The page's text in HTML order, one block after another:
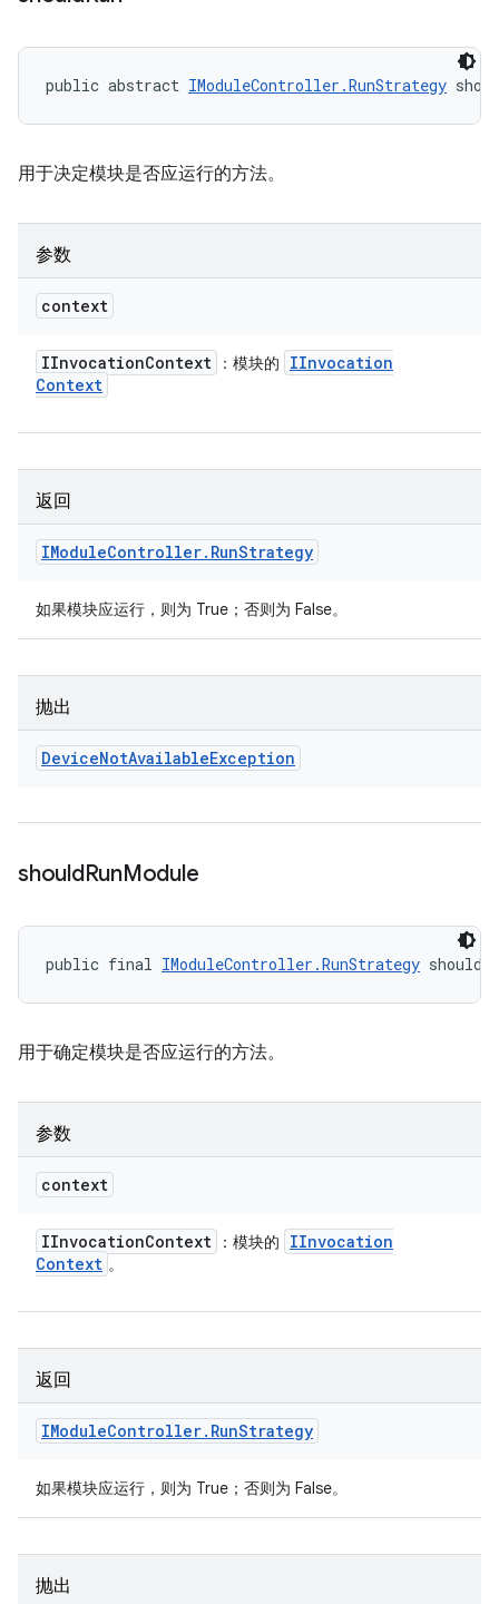
public abstract IModuleController.RunStrategy
用于决定模块是否应运行的方法。
参数
context
IInvocationContext ：模块的
IInvocation
Context
返回
IModuleController. RunStrategy
如果模块应运行，则为 True；否则为 False。
抛出
DeviceNotAvailableException
shouldRunModule
public final IModuleController.RunStrategy
用于确定模块是否应运行的方法。
参数
context
IInvocationContext ：模块的
IInvocation
Context 。
返回
IModuleController. RunStrategy
如果模块应运行，则为 True；否则为 False。
抛出